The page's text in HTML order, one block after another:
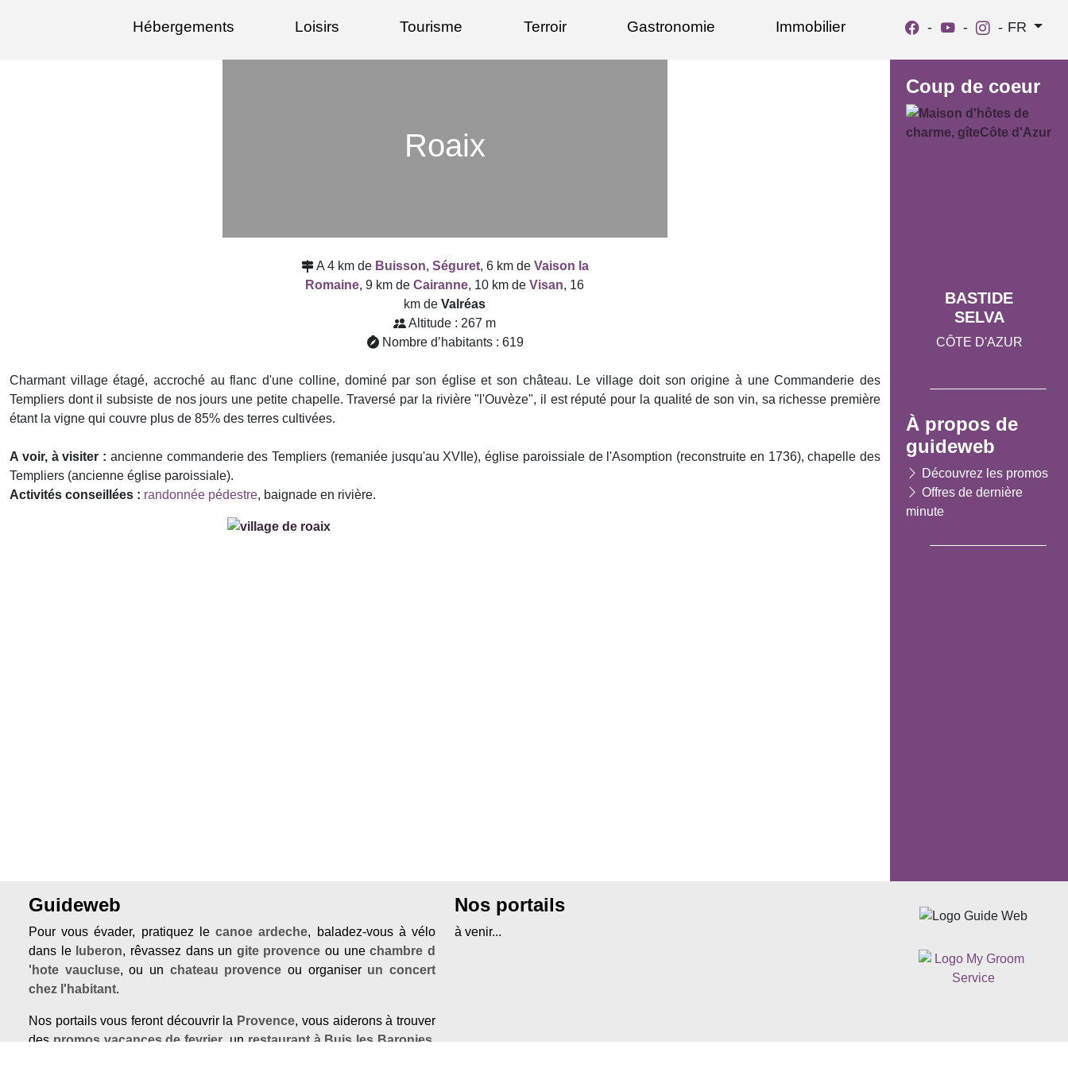
Hébergements Loisirs Tourisme Terroir Gastronomie Immobilier - - - FR
Roaix
A 4 km de Buisson, Séguret, 6 km de Vaison la
Romaine, 9 km deCairanne, 10 km deVisan, 16
km deValréas
Altitude : 267 m
Nombre d’habitants : 619
Charmant village étagé, accroché au flanc d'une colline, dominé par son église et son château. Le village doit son origine à une Commanderie des
Templiers dont il subsiste de nos jours une petite chapelle. Traversé par la rivière "l'Ouvèze", il est réputé pour la qualité de son vin, sa richesse première
étant la vigne qui couvre plus de 85% des terres cultivées.
A voir, à visiter : ancienne commanderie des Templiers (remaniée jusqu'au XVIIe), église paroissiale de l'Asomption (reconstruite en 1736), chapelle des
Templiers (ancienne église paroissiale).
Activités conseillées : randonnée pédestre, baignade en rivière.
Coup de coeur
BASTIDE
SELVA
CÔTE D'AZUR
À propos de
guideweb
Découvrez les promos
Offres de dernière
minute
Guideweb
Pour vous évader, pratiquez lecanoe ardeche, baladez-vous à vélo
dans le luberon, rêvassez dans un gite provence ou unechambre d
'hote vaucluse, ou un chateau provence ou organiser un concert
chez l'habitant.
Nos portails vous feront découvrir la Provence, vous aiderons à trouver
des promos vacances de fevrier ,un restaurant à Buis les Baronies
Nos portails
à venir...